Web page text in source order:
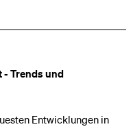
Trends und
Entwicklungen in